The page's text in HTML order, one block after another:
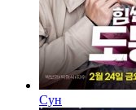
Сун